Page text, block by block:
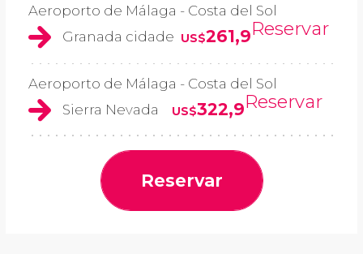
Aeroporto de Málaga - Costa del Sol
Granada cidade US$261,9Reservar
Aeroporto de Málaga - Costa del Sol
Sierra Nevada
US$322,9Reservar
Reservar